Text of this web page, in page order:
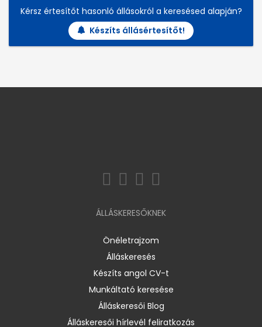
Kérsz értesítőt hasonló állásokról a keresésed alapján?
Készíts állásértesítőt!
ÁLLÁSKERESŐKNEK
Önéletrajzom
Álláskeresés
Készíts angol CV-t
Munkáltató keresése
Álláskeresői Blog
Álláskeresői hírlevél feliratkozás